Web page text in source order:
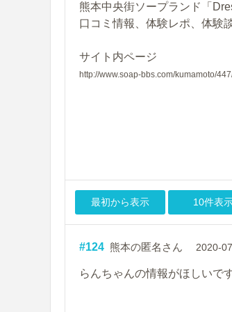
熊本中央街ソープランド「
口コミ情報、体験レポ、体験
サイト内ページ
http://www.soap-bbs.com/kumamoto/
最初から表示 10件表
#124 熊本の匿名さん 2020-
らんちゃんの情報がほしいで